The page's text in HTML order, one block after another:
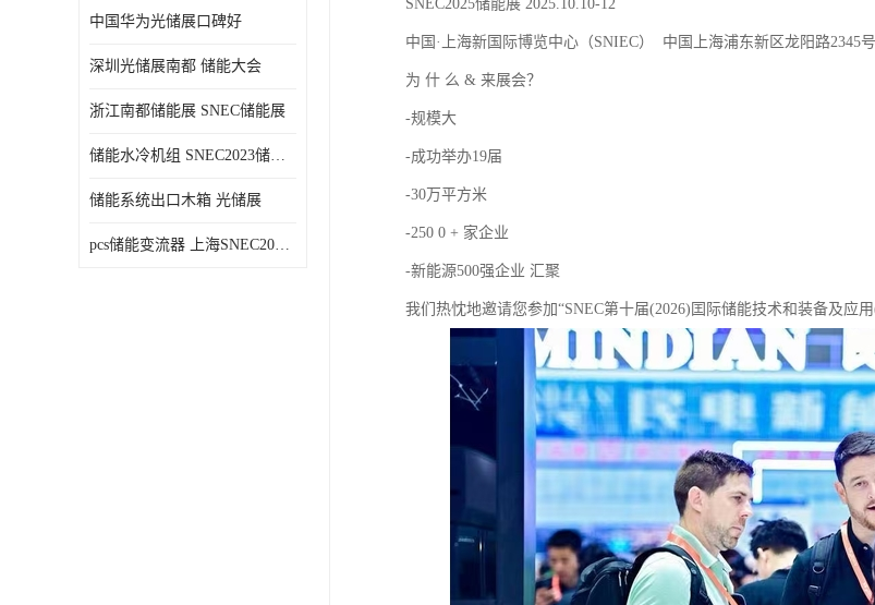
中国华为光储展口碑好
深圳光储展南都 储能大会
浙江南都储能展 SNEC储能展
储能水冷机组 SNEC2023储能展
储能系统出口木箱 光储展
pcs储能变流器 上海SNEC2023光伏展
SNEC2025储能展 2025.10.10-12
中国·上海新国际博览中心（SNIEC） 中国上海浦东新区龙阳路2345号
为 什 么 & 来展会？
-规模大
-成功举办19届
-30万平方米
-250 0 + 家企业
-新能源500强企业 汇聚
我们热忱地邀请您参加“SNEC第十届(2026)囯际储能技术和装备及应